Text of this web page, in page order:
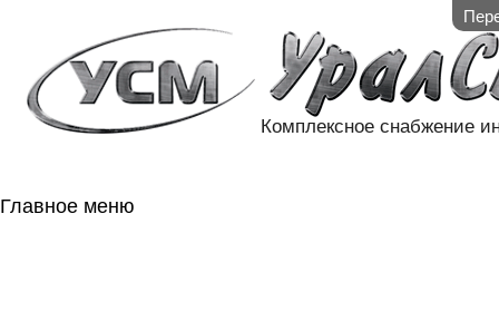
Комплексное снабжение
Главное меню